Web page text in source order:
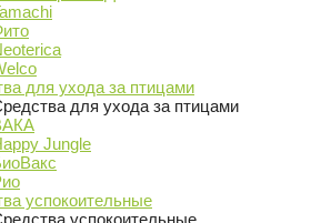
для ухода за птицами
для ухода за птицами
Jungle
успокоительные
успокоительные